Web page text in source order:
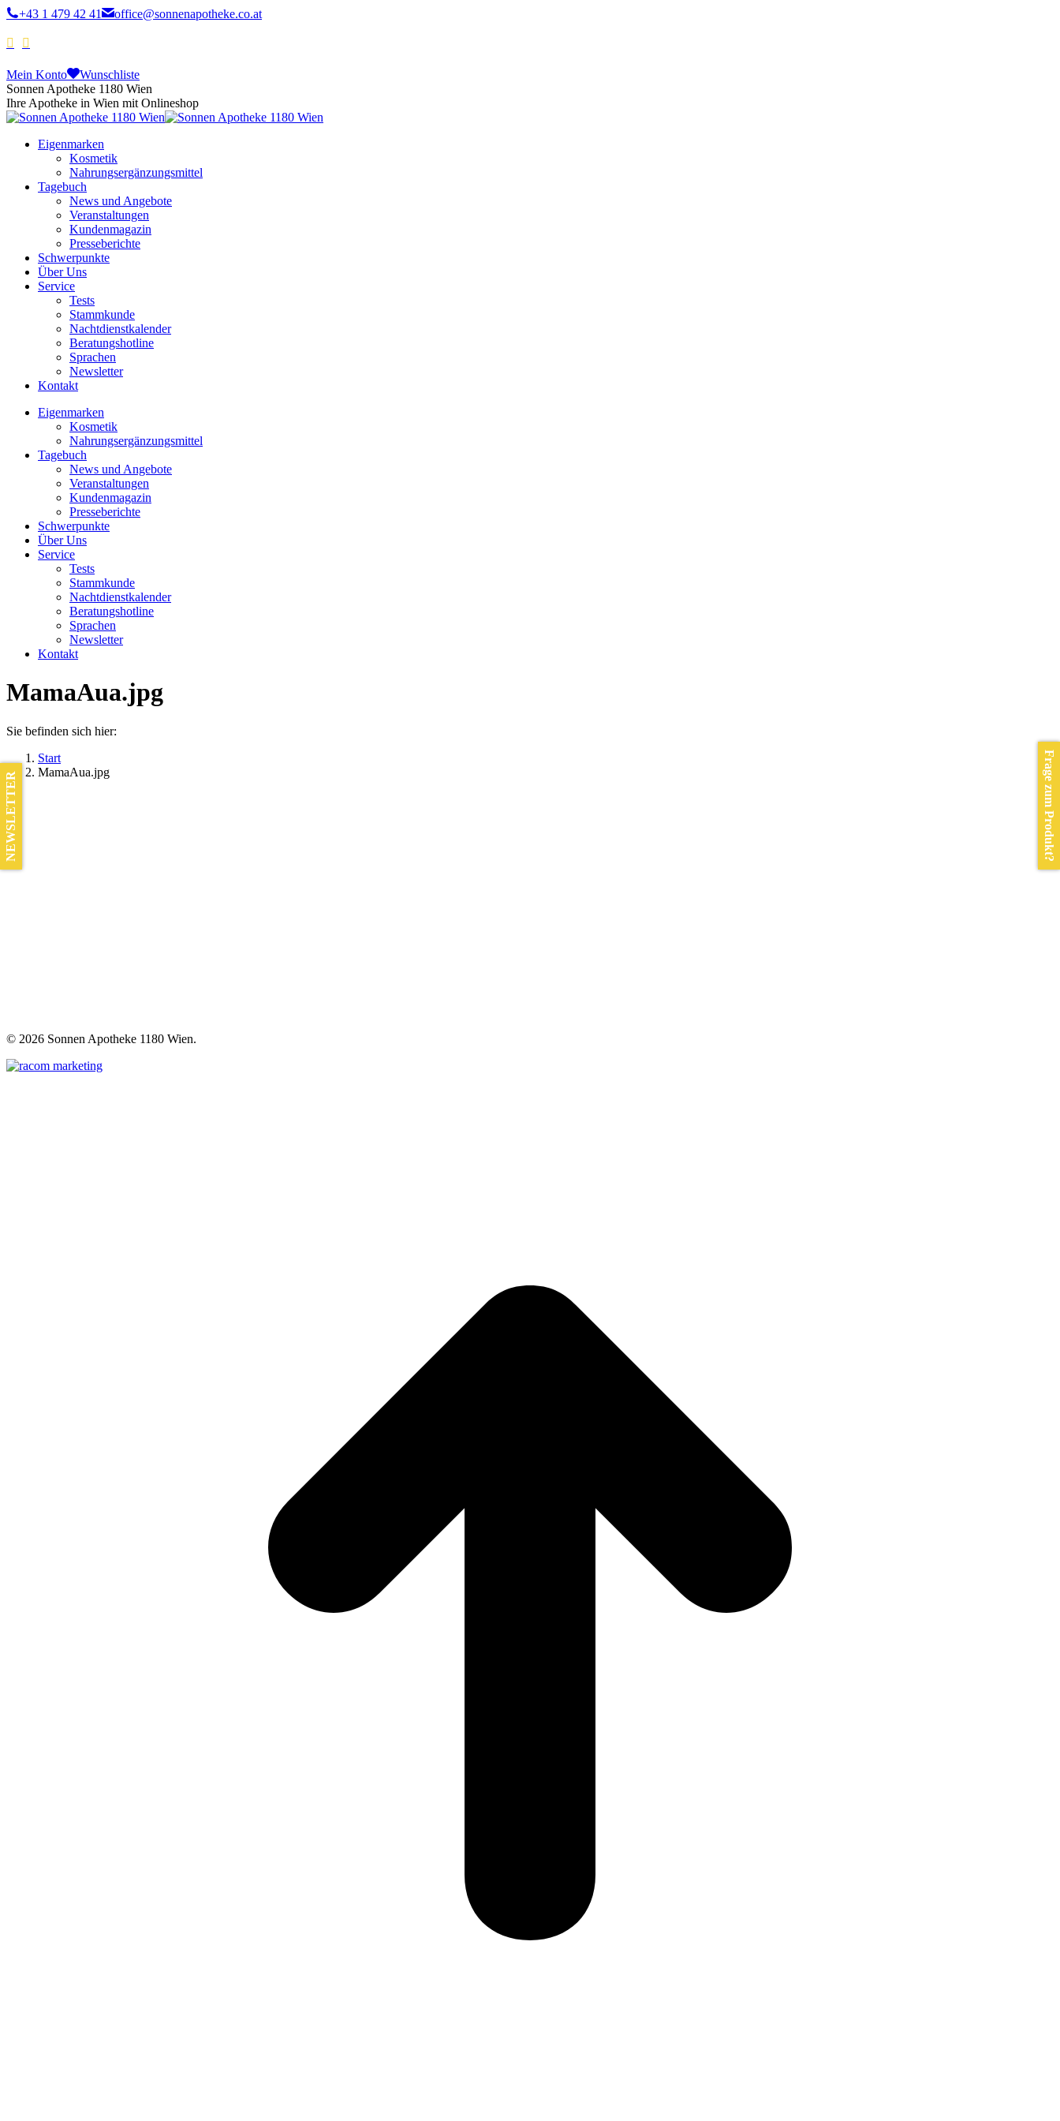
+43 1 479 42 41 office@sonnenapotheke.co.at
Mein Konto
Wunschliste
Sonnen Apotheke 1180 Wien
Ihre Apotheke in Wien mit Onlineshop
Eigenmarken
Kosmetik
Nahrungsergänzungsmittel
Tagebuch
News und Angebote
Veranstaltungen
Kundenmagazin
Presseberichte
Schwerpunkte
Über Uns
Service
Tests
Stammkunde
Nachtdienstkalender
Beratungshotline
Sprachen
Newsletter
Kontakt
Eigenmarken
Kosmetik
Nahrungsergänzungsmittel
Tagebuch
News und Angebote
Veranstaltungen
Kundenmagazin
Presseberichte
Schwerpunkte
Über Uns
Service
Tests
Stammkunde
Nachtdienstkalender
Beratungshotline
Sprachen
Newsletter
Kontakt
MamaAua.jpg
Sie befinden sich hier:
Start
MamaAua.jpg
© 2026 Sonnen Apotheke 1180 Wien.
Frage zum Produkt?
NEWSLETTER